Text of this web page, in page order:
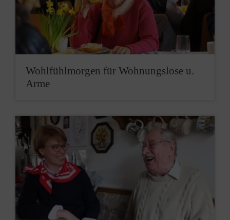
Wohlfühlmorgen für Wohnungslose u.
Arme